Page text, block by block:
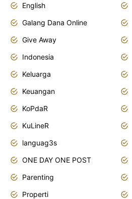
English
Galang Dana Online
Give Away
Indonesia
Keluarga
Keuangan
KoPdaR
KuLineR
languag3s
ONE DAY ONE POST
Parenting
Properti